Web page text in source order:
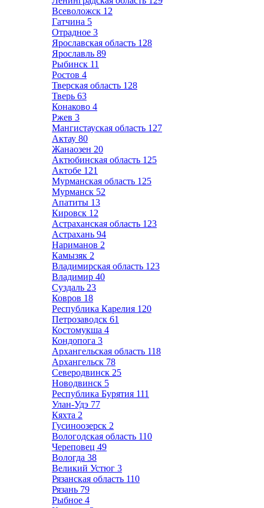
Всеволожск 12
Гатчина 5
Отрадное 3
Ярославская область 128
Ярославль 89
Рыбинск 11
Ростов 4
Тверская область 128
Тверь 63
Конаково 4
Ржев 3
Мангистауская область 127
Актау 80
Жанаозен 20
Актюбинская область 125
Актобе 121
Мурманская область 125
Мурманск 52
Апатиты 13
Кировск 12
Астраханская область 123
Астрахань 94
Нариманов 2
Камызяк 2
Владимирская область 123
Владимир 40
Суздаль 23
Ковров 18
Республика Карелия 120
Петрозаводск 61
Костомукша 4
Кондопога 3
Архангельская область 118
Архангельск 78
Северодвинск 25
Новодвинск 5
Республика Бурятия 111
Улан-Удэ 77
Кяхта 2
Гусиноозерск 2
Вологодская область 110
Череповец 49
Вологда 38
Великий Устюг 3
Рязанская область 110
Рязань 79
Рыбное 4